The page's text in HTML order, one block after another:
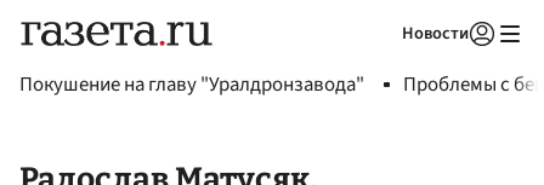
Новости
Покушение на главу "Уралдронзавода" Проблемы с